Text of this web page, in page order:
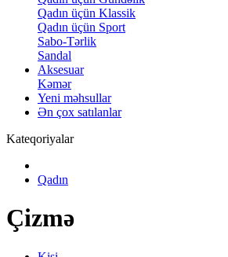
Qadın üçün Klassik
Qadın üçün Sport
Sabo-Tərlik
Sandal
Aksesuar
Kəmər
Yeni məhsullar
Ən çox satılanlar
Kateqoriyalar
Qadın
Çizmə